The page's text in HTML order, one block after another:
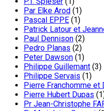
Par Elke Arod (1)
Pascal EPPE (1)
Patrick Latour et
Paul Dennison (2)
Pedro Planas (2)
Peter Dawson (1)
Philippe Guillemant (3)
Philippe Servais (1)
Pierre Franchomme et
Pierre Hubert Dupas
Pr Jean-Christophe